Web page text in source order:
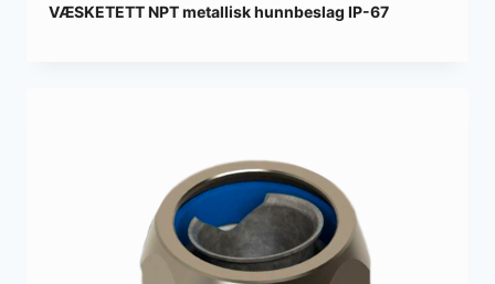
VÆSKETETT NPT metallisk hunnbeslag IP-67